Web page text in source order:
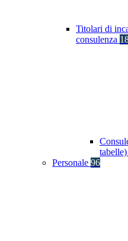
Titolari di
consulenza
tabelle)
Personale 96